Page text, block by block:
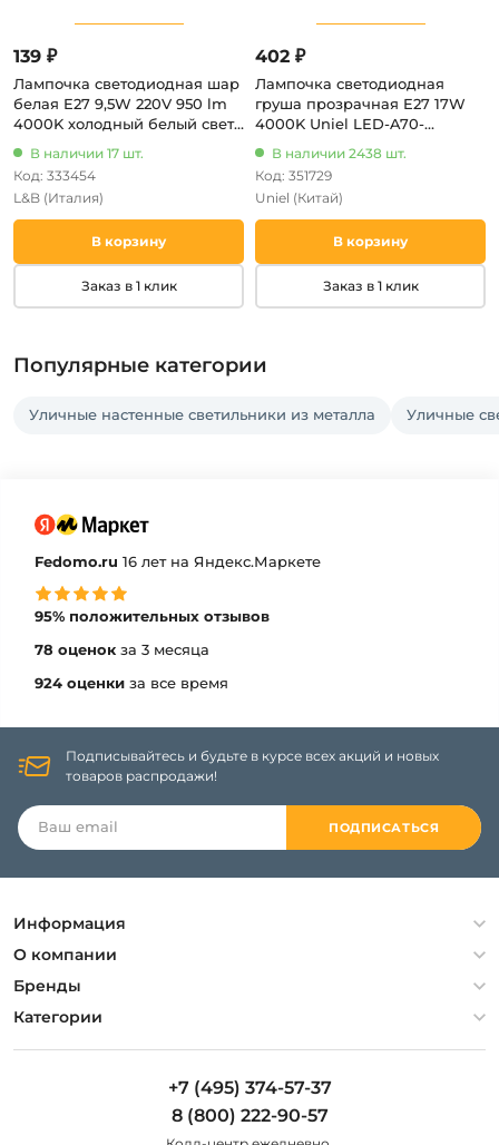
139 ₽
Лампочка светодиодная шар
белая E27 9,5W 220V 950 lm
4000K холодный белый свет
В наличии 17 шт.
Код: 333454
L&B (Италия)
В корзину
Заказ в 1 клик
402 ₽
Лампочка светодиодная
груша прозрачная E27 17W
4000K Uniel LED-A70-
В наличии 2438 шт.
Код: 351729
Uniel (Китай)
В корзину
Заказ в 1 клик
Популярные категории
Уличные настенные светильники из металла Уличные
Fedomo.ru 16 лет на Яндекс.Маркете
95% положительных отзывов
78 оценок за 3 месяца
924 оценки за все время
Подписывайтесь и будьте в курсе всех акций и новых
товаров распродажи!
ПОДПИСАТЬСЯ
Информация
Политика конфиденциальности
Гарантия
Оплата и доставка
О компании
О компании
Контакты
Бренды
Artelamp
Категории
Люстры
+7 (495) 374-57-37
8 (800) 222-90-57